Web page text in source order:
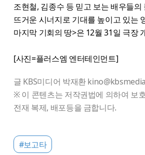
조현철, 김종수 등 믿고 보는 배우들의
뜨거운 시너지로 기대를 높이고 있는
마지막 기회의 땅>은 12월 31일 극장
[사진=플러스엠 엔터테인먼트]
글 KBS미디어 박재환
※ 이 콘텐츠는 저작권법에 의하여 보
전재 복제, 배포등을 금합니다.
#보고타